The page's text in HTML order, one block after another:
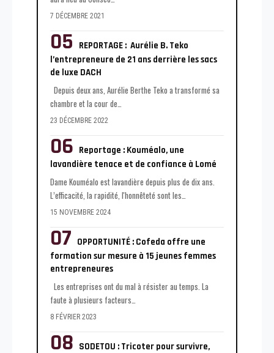
7 DÉCEMBRE 2021
REPORTAGE : Aurélie B. Teko
l’entrepreneure de 21 ans derrière les sacs
de luxe DACH
Depuis deux ans, Aurélie Berthe Teko a transformé sa
chambre et la cour de
23 DÉCEMBRE 2022
Reportage : Kouméalo, une
lavandière tenace et de confiance à Lomé
Dame Kouméalo est lavandière depuis plus de dix ans.
L’efficacité, la rapidité, l'honnêteté sont les
15 NOVEMBRE 2024
OPPORTUNITÉ : Cofeda offre une
formation sur mesure à 15 jeunes femmes
entrepreneures
Les entreprises ont du mal à résister au temps. La
faute à plusieurs facteurs
8 FÉVRIER 2023
SODETOU : Tricoter pour survivre,